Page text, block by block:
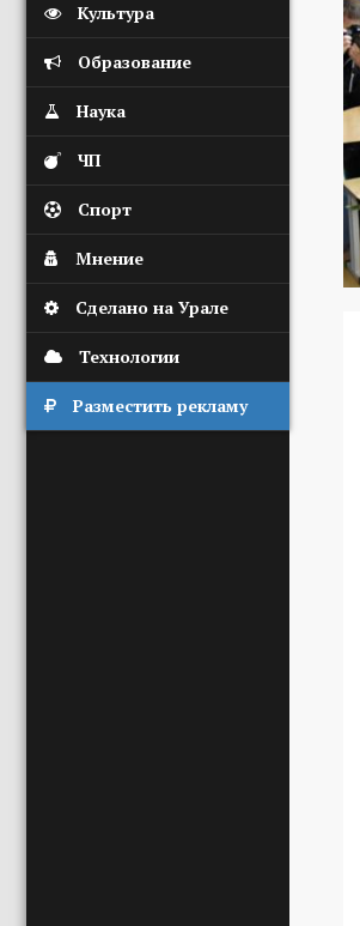
Культура
Образование
Наука
ЧП
Спорт
Мнение
Сделано на Урале
Технологии
Разместить рекламу